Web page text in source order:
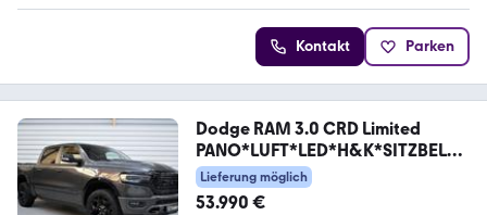
Kontakt Parken
Dodge RAM 3.0 CRD Limited
PANO*LUFT*LED*H&K*SITZBELÜF
TLieferung möglich
53.990 €